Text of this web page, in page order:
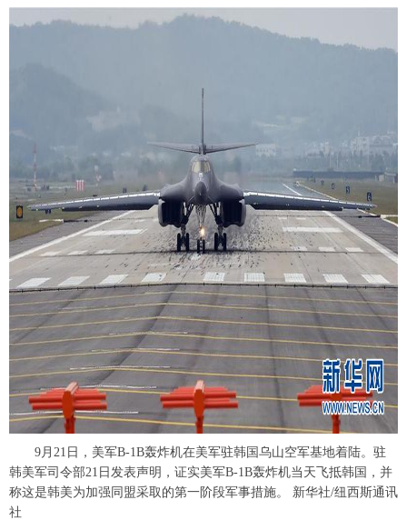
富媒体 摄影 新华广播
新华电视中文 新华电视英文 返回PC
9月21日，美军B-1B轰炸机在美军驻韩国乌山空军基地着陆。驻
韩美军司令部21日发表声明，证实美军B-1B轰炸机当天飞抵韩国，并
称这是韩美为加强同盟采取的第一阶段军事措施。 新华社/纽西斯通讯
社